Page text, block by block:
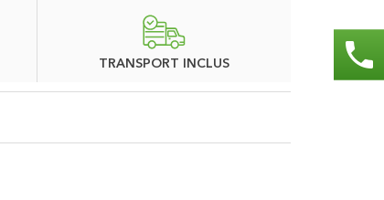
TRANSPORT INCLUS phone